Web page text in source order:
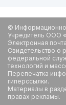
©
Учредитель ООО
Электронная
Свидетельство о
федеральной
технологий и
Перепечатка
гиперссылки.
Материалы в
правах рекламы.